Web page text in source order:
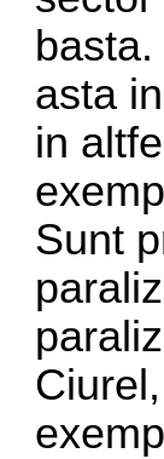
asta
in
Sunt